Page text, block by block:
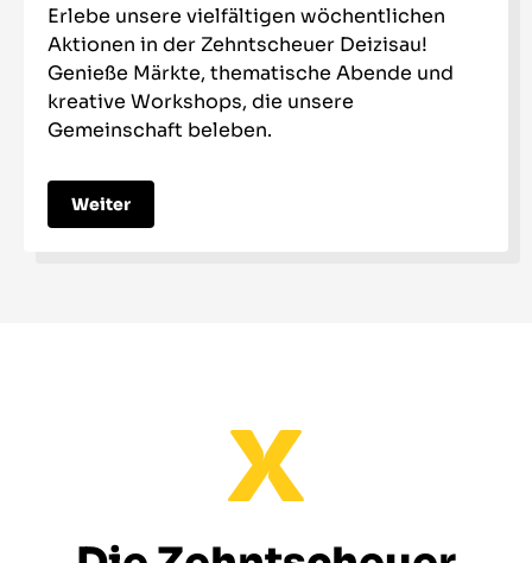
Erlebe unsere vielfältigen wöchentlichen
Aktionen in der Zehntscheuer Deizisau!
Genieße Märkte, thematische Abende und
kreative Workshops, die unsere
Gemeinschaft beleben.
Weiter